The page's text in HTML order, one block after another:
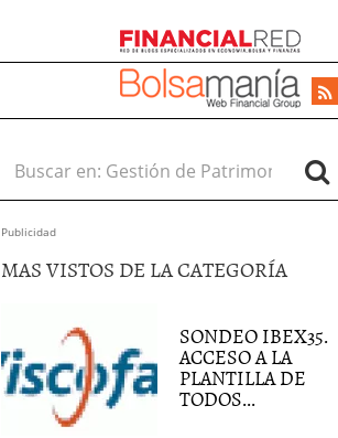
Buscar en:
Publicidad
MAS VISTOS DE LA CATEGORÍA
SONDEO IBEX35.
ACCESO A LA
PLANTILLA DE
TODOS...